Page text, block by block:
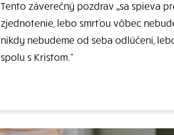
Tento záverečný pozdrav „sa spieva
zjednotenie, lebo smrťou vôbec
nikdy nebudeme od seba odlúčení,
spolu s Kristom.“